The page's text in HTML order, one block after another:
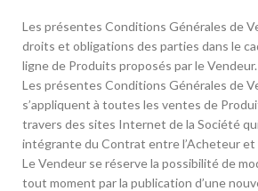
Les présentes Conditions Générales de
droits et obligations des parties dans le
ligne de Produits proposés par le Vendeur.
Les présentes Conditions Générales de
s’appliquent à toutes les ventes de
travers des sites Internet de la Société
intégrante du Contrat entre l’Acheteur et
Le Vendeur se réserve la possibilité de
tout moment par la publication d’une